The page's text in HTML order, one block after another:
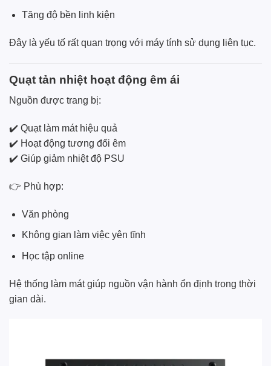
Tăng độ bền linh kiện
Đây là yếu tố rất quan trọng với máy tính sử dụng liên tục.
Quạt tản nhiệt hoạt động êm ái
Nguồn được trang bị:
✔️ Quạt làm mát hiệu quả
✔️ Hoạt động tương đối êm
✔️ Giúp giảm nhiệt độ PSU
👉 Phù hợp:
Văn phòng
Không gian làm việc yên tĩnh
Học tập online
Hệ thống làm mát giúp nguồn vận hành ổn định trong thời
gian dài.